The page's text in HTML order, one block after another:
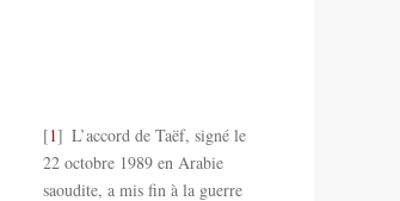
1
L’accord de Taëf, signé le
22 octobre 1989 en Arabie
saoudite, a mis fin à la guerre